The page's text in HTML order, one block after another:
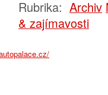
Rubrika: Archiv
& zajímavosti